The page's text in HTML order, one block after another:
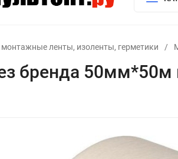
монтажные ленты, изоленты, герметики /
бренда